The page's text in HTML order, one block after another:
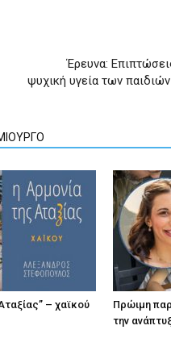
Έρευνα:
ψυχική υγεία των
– χαϊκού
Πρώιμη
την